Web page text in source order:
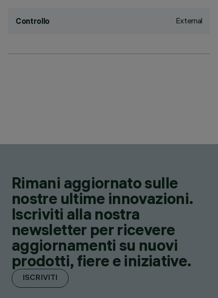
Controllo External
Rimani aggiornato sulle
nostre ultime innovazioni.
Iscriviti alla nostra
newsletter per ricevere
aggiornamenti su nuovi
prodotti, fiere e iniziative.
ISCRIVITI